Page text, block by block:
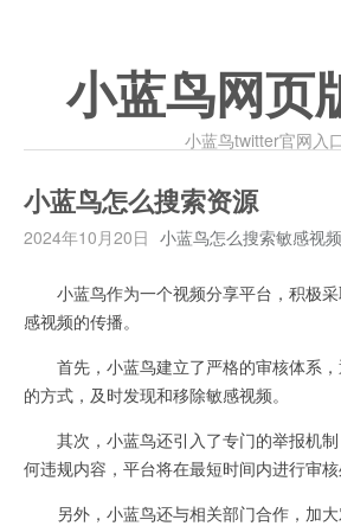
小蓝鸟网页
小蓝鸟twitter官网入
小蓝鸟怎么搜索资源
2024年10月20日 小蓝鸟怎么搜索敏感视频
小蓝鸟作为一个视频分享平台，积极采
感视频的传播。
首先，小蓝鸟建立了严格的审核体系，
的方式，及时发现和移除敏感视频。
其次，小蓝鸟还引入了专门的举报机制
何违规内容，平台将在最短时间内进行审核
另外，小蓝鸟还与相关部门合作，加大